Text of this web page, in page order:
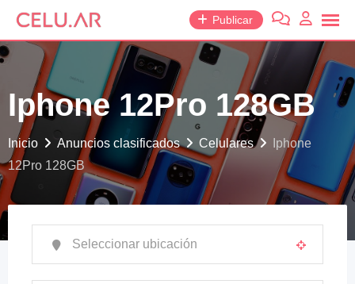
saltar
contenido
Publicar
Iphone 12Pro 128GB
Inicio Anuncios clasificados Celulares
Iphone
12Pro 128GB